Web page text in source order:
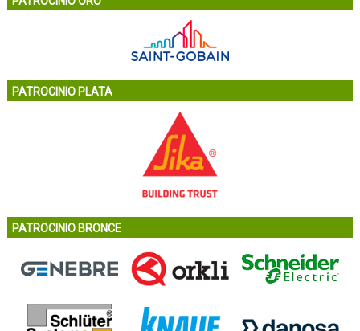
PATROCINIO PLATA
PATROCINIO BRONCE